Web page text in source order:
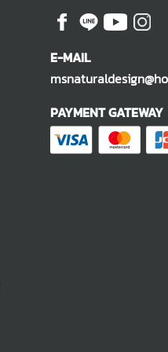
E-MAIL
PAYMENT GATEWAY